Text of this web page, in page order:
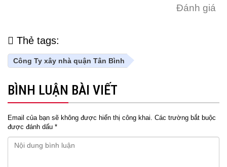
Đánh giá
Thẻ tags:
Công Ty xây nhà quận Tân Bình
BÌNH LUẬN BÀI VIẾT
Email của bạn sẽ không được hiển thị công khai. Các trường bắt buộc
được đánh dấu *